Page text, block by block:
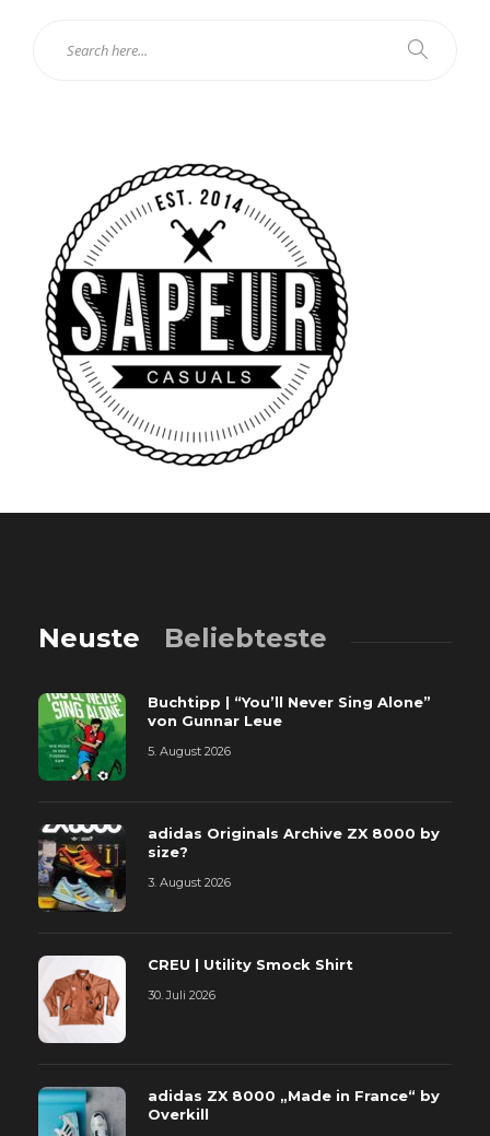
Neuste Beliebteste
Buchtipp | “You’ll Never Sing Alone”
von Gunnar Leue
5. August 2026
adidas Originals Archive ZX 8000 by
size?
3. August 2026
CREU | Utility Smock Shirt
30. Juli 2026
adidas ZX 8000 „Made in France“ by
Overkill